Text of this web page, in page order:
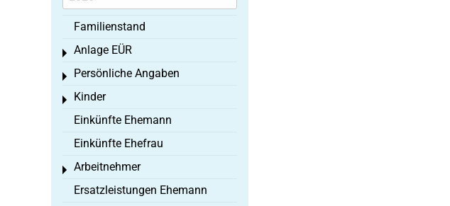
Familienstand
Anlage EÜR
Toggle menu
Persönliche Angaben
Toggle menu
Kinder
Toggle menu
Einkünfte Ehemann
Einkünfte Ehefrau
Arbeitnehmer
Toggle menu
Ersatzleistungen Ehemann